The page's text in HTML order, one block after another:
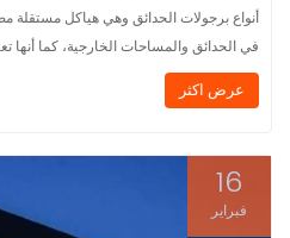
أنواع برجولات الحدائق وهي هياكل مستقلة
في الحدائق والمساحات الخارجية، كما أنها
عرض اكثر
16
فبراير